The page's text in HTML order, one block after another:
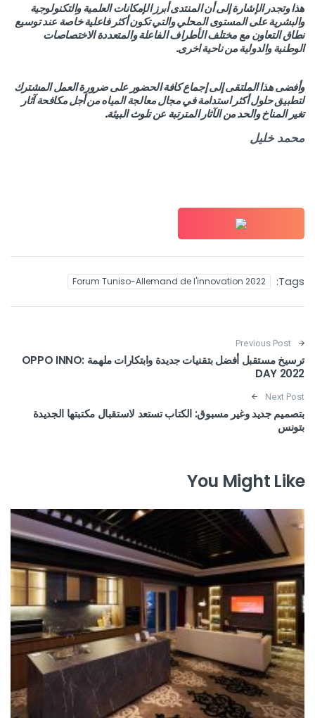
هذا وتجدر الإشارة إلى أن المنتدى أبرز الإمكانات العلمية والتكنولوجية
والبشرية على المستوى المحلي والتي تكون أكثر فاعلية خاصة عند توسيع
نطاق التعاون مع مختلف الأطراف الفاعلة والمتعددة الاختصاصات
الوطنية والدولية من ناحية اخرى.
وأفضى هذا الملتقى إلى إجماع كافة الحضور على ضرورة العمل المشترك
لتطبيق حلول أكثر استدامة في مجال معالجة المياه من أجل مكافحة آثار
تغير المناخ والحد من الآثار المترتبة عن تلوث البيئة.
محمد خليل
Tags:
Forum Tuniso-Allemand de l'innovation 2022
Post navigation
Previous Post
ترسيخ مستقبل أفضل بتقنيات جديدة وابتكارات ملهمة :OPPO INNO
DAY 2022
Next Post
بتصميم جديد وغير مسبوق: الكتاب تستعد لاستقبال مكتبتها الجديدة
بتونس
You Might Like